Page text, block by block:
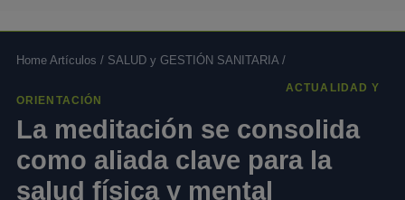
Home Artículos / SALUD y GESTIÓN SANITARIA/
ACTUALIDAD Y
ORIENTACIÓN
La meditación se consolida
como aliada clave para la
salud física y mental